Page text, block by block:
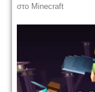
στο Minecraft